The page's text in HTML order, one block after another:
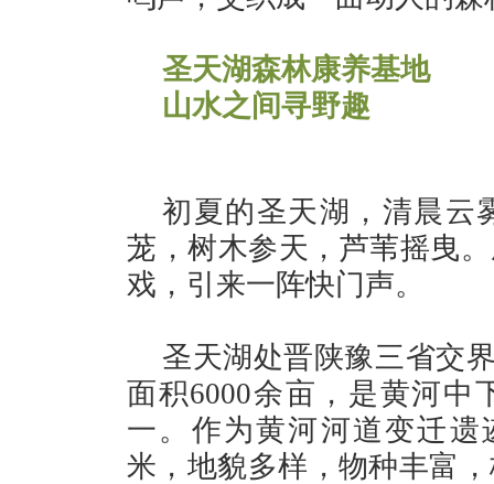
圣天湖森林康养基地
山水之间寻野趣
初夏的圣天湖，清晨云
茏，树木参天，芦苇摇曳
戏，引来一阵快门声。
圣天湖处晋陕豫三省交
面积6000余亩，是黄河中
一。作为黄河河道变迁遗
米，地貌多样，物种丰富